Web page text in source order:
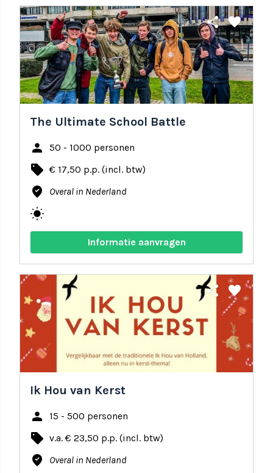
share favorite
The Ultimate School Battle
person 50 - 1000 personen
local_offer € 17,50 p.p. (incl. btw)
where_to_vote Overal in Nederland
wb_sunny
Informatie aanvragen
share favorite
Ik Hou van Kerst
person 15 - 500 personen
local_offer v.a. € 23,50 p.p. (incl. btw)
where_to_vote Overal in Nederland